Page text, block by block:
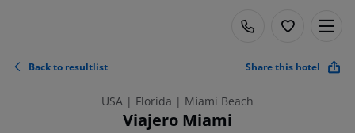
Back to resultlist Share this hotel
USA | Florida | Miami Beach
Viajero Miami